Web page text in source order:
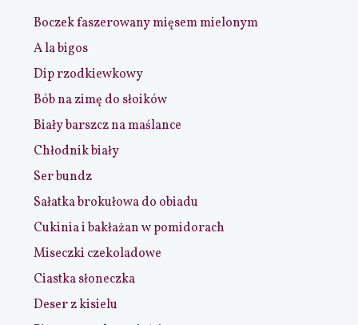
Boczek faszerowany mięsem mielonym
A la bigos
Dip rzodkiewkowy
Bób na zimę do słoików
Biały barszcz na maślance
Chłodnik biały
Ser bundz
Sałatka brokułowa do obiadu
Cukinia i bakłażan w pomidorach
Miseczki czekoladowe
Ciastka słoneczka
Deser z kisielu